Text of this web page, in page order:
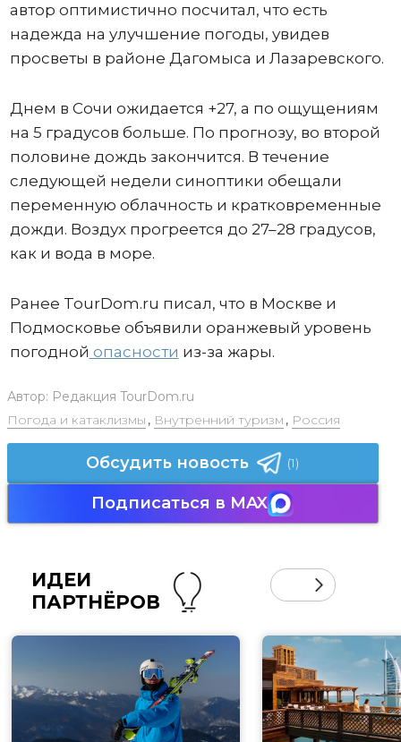
автор оптимистично посчитал, что есть
надежда на улучшение погоды, увидев
просветы в районе Дагомыса и Лазаревского.
Днем в Сочи ожидается +27, а по ощущениям
на 5 градусов больше. По прогнозу, во второй
половине дождь закончится. В течение
следующей недели синоптики обещали
переменную облачность и кратковременные
дожди. Воздух прогреется до 27–28 градусов,
как и вода в море.
Ранее TourDom.ru писал, что в Москве и
Подмосковье объявили оранжевый уровень
погодной опасности из-за жары.
Автор: Редакция TourDom.ru
Погода и катаклизмы , Внутренний туризм , Россия
Обсудить новость (1)
Подписаться в MAX
ИДЕИ
ПАРТНЁРОВ